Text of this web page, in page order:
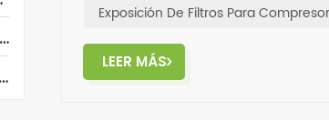
Exposición De Filtros Para
LEER MÁS